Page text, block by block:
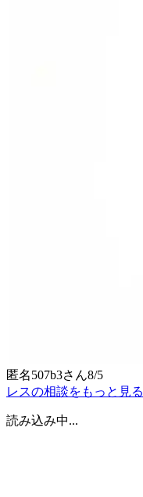
匿名507b3さん8/5
レスの相談をもっと見る
読み込み中...